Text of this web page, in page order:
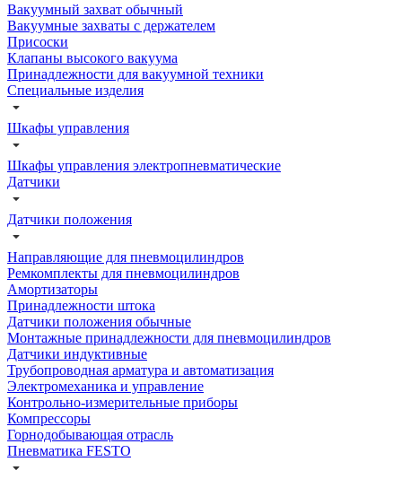
Вакуумный захват обычный
Вакуумные захваты с держателем
Присоски
Клапаны высокого вакуума
Принадлежности для вакуумной техники
Специальные изделия
Шкафы управления
Шкафы управления электропневматические
Датчики
Датчики положения
Направляющие для пневмоцилиндров
Ремкомплекты для пневмоцилиндров
Амортизаторы
Принадлежности штока
Датчики положения обычные
Монтажные принадлежности для пневмоцилиндров
Датчики индуктивные
Трубопроводная арматура и автоматизация
Электромеханика и управление
Контрольно-измерительные приборы
Компрессоры
Горнодобывающая отрасль
Пневматика FESTO